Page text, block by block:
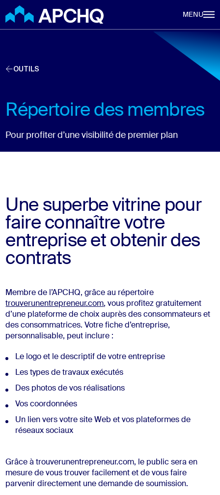
MENU
OUTILS
Répertoire des membres
Pour profiter d’une visibilité de premier plan
Une superbe vitrine pour
faire connaître votre
entreprise et obtenir des
contrats
Membre de l’APCHQ, grâce au répertoire
trouverunentrepreneur.com, vous profitez gratuitement
d’une plateforme de choix auprès des consommateurs et
des consommatrices. Votre fiche d’entreprise,
personnalisable, peut inclure :
Le logo et le descriptif de votre entreprise
Les types de travaux exécutés
Des photos de vos réalisations
Vos coordonnées
Un lien vers votre site Web et vos plateformes de
réseaux sociaux
Grâce à trouverunentrepreneur.com, le public sera en
mesure de vous trouver facilement et de vous faire
parvenir directement une demande de soumission.